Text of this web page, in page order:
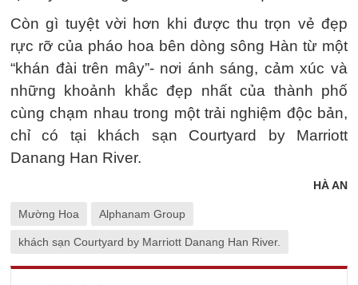
Còn gì tuyệt vời hơn khi được thu trọn vẻ đẹp
rực rỡ của pháo hoa bên dòng sông Hàn từ một
“khán đài trên mây”- nơi ánh sáng, cảm xúc và
những khoảnh khắc đẹp nhất của thành phố
cùng chạm nhau trong một trải nghiệm độc bản,
chỉ có tại khách sạn Courtyard by Marriott
Danang Han River.
HÀ AN
Mường Hoa Alphanam Group
khách sạn Courtyard by Marriott Danang Han River.